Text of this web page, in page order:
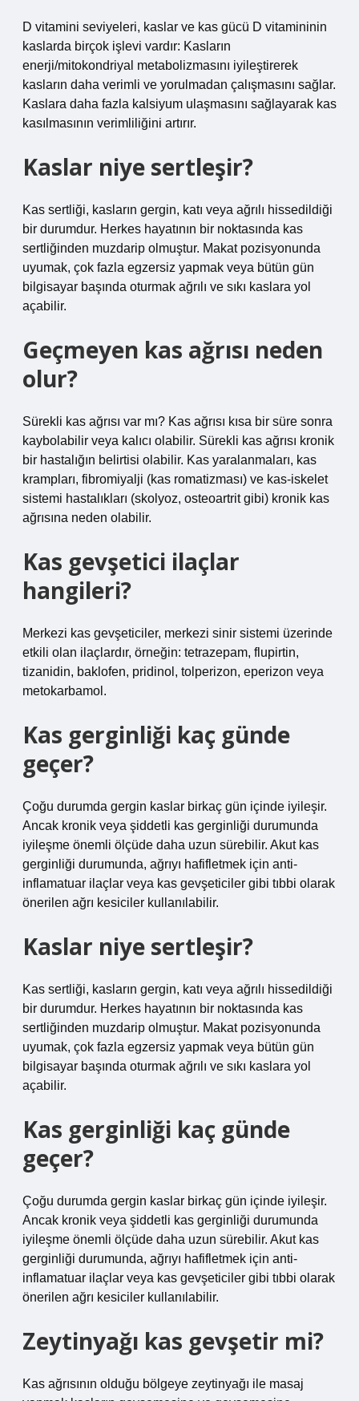
D vitamini seviyeleri, kaslar ve kas gücü D vitamininin
kaslarda birçok işlevi vardır: Kasların
enerji/mitokondriyal metabolizmasını iyileştirerek
kasların daha verimli ve yorulmadan çalışmasını sağlar.
Kaslara daha fazla kalsiyum ulaşmasını sağlayarak kas
kasılmasının verimliliğini artırır.
Kaslar niye sertleşir?
Kas sertliği, kasların gergin, katı veya ağrılı hissedildiği
bir durumdur. Herkes hayatının bir noktasında kas
sertliğinden muzdarip olmuştur. Makat pozisyonunda
uyumak, çok fazla egzersiz yapmak veya bütün gün
bilgisayar başında oturmak ağrılı ve sıkı kaslara yol
açabilir.
Geçmeyen kas ağrısı neden
olur?
Sürekli kas ağrısı var mı? Kas ağrısı kısa bir süre sonra
kaybolabilir veya kalıcı olabilir. Sürekli kas ağrısı kronik
bir hastalığın belirtisi olabilir. Kas yaralanmaları, kas
krampları, fibromiyalji (kas romatizması) ve kas-iskelet
sistemi hastalıkları (skolyoz, osteoartrit gibi) kronik kas
ağrısına neden olabilir.
Kas gevşetici ilaçlar
hangileri?
Merkezi kas gevşeticiler, merkezi sinir sistemi üzerinde
etkili olan ilaçlardır, örneğin: tetrazepam, flupirtin,
tizanidin, baklofen, pridinol, tolperizon, eperizon veya
metokarbamol.
Kas gerginliği kaç günde
geçer?
Çoğu durumda gergin kaslar birkaç gün içinde iyileşir.
Ancak kronik veya şiddetli kas gerginliği durumunda
iyileşme önemli ölçüde daha uzun sürebilir. Akut kas
gerginliği durumunda, ağrıyı hafifletmek için anti-
inflamatuar ilaçlar veya kas gevşeticiler gibi tıbbi olarak
önerilen ağrı kesiciler kullanılabilir.
Kaslar niye sertleşir?
Kas sertliği, kasların gergin, katı veya ağrılı hissedildiği
bir durumdur. Herkes hayatının bir noktasında kas
sertliğinden muzdarip olmuştur. Makat pozisyonunda
uyumak, çok fazla egzersiz yapmak veya bütün gün
bilgisayar başında oturmak ağrılı ve sıkı kaslara yol
açabilir.
Kas gerginliği kaç günde
geçer?
Çoğu durumda gergin kaslar birkaç gün içinde iyileşir.
Ancak kronik veya şiddetli kas gerginliği durumunda
iyileşme önemli ölçüde daha uzun sürebilir. Akut kas
gerginliği durumunda, ağrıyı hafifletmek için anti-
inflamatuar ilaçlar veya kas gevşeticiler gibi tıbbi olarak
önerilen ağrı kesiciler kullanılabilir.
Zeytinyağı kas gevşetir mi?
Kas ağrısının olduğu bölgeye zeytinyağı ile masaj